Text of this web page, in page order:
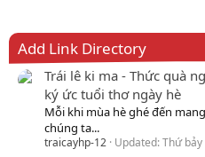
Add Link Directory
Trái lê ki ma - Thức quà
ký ức tuổi thơ ngày hè
Mỗi khi mùa hè ghé đến
chúng ta...
traicayhp-12 Updated:Thứ